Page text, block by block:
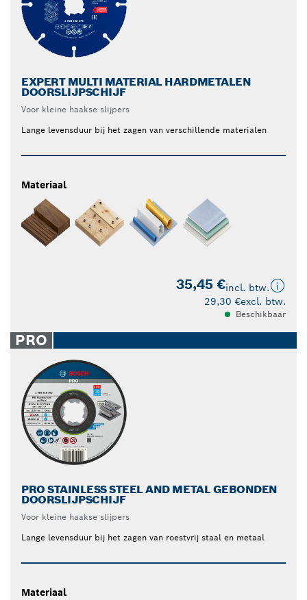
EXPERT MULTI MATERIAL HARDMETALEN
DOORSLIJPSCHIJF
Voor kleine haakse slijpers
Lange levensduur bij het zagen van verschillende materialen
Materiaal
35,45 €incl. btw.
29,30 €excl. btw.
Beschikbaar
PRO
PRO STAINLESS STEEL AND METAL GEBONDEN
DOORSLIJPSCHIJF
Voor kleine haakse slijpers
Lange levensduur bij het zagen van roestvrij staal en metaal
Materiaal